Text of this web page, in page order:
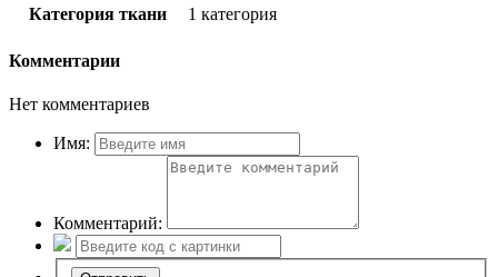
Категория ткани
1 категория
Комментарии
Нет комментариев
Имя:
Комментарий: